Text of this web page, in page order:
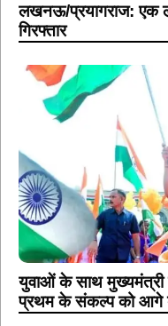
लखनऊ/प्रयागराज: एक
गिरफ्तार
युवाओं के साथ मुख्यमंत्री ने
प्रथम के संकल्प को आगे